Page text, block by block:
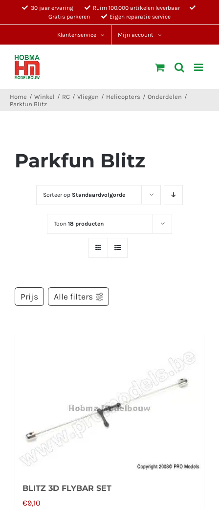
30 jaar ervaring
Ruim 100.000 artikelen leverbaar
Gratis parkeren
Eigen reparatie service
Klantenservice Mijn account
Home Winkel RC Vliegen Helicopters
Onderdelen
Parkfun Blitz
Parkfun Blitz
Sorteer op Standaardvolgorde
Toon18 producten
Prijs Alle filters
BLITZ 3D FLYBAR SET
€9,10